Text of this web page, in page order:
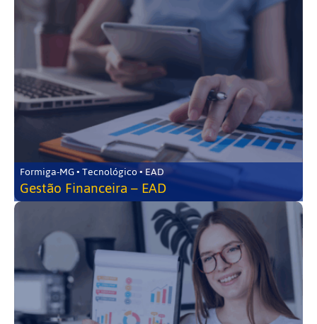
Formiga-MG • Tecnológico • EAD
Gestão Financeira – EAD